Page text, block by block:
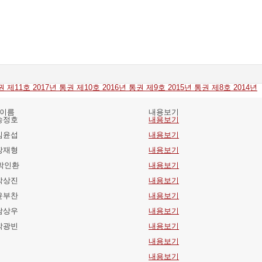
제11호 2017년 통권 제10호 2016년 통권 제9호 2015년 통권 제8호 2014년
이름
내용보기
정호
내용보기
윤섭
내용보기
재형
내용보기
인환
내용보기
상진
내용보기
부찬
내용보기
상우
내용보기
광빈
내용보기
내용보기
내용보기